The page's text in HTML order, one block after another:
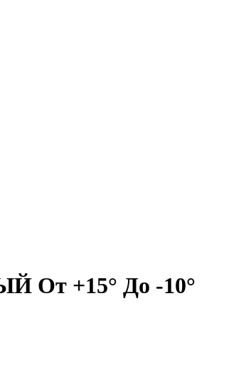
+15° До -10°